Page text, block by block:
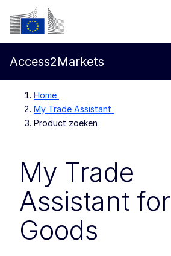
Direct naar de inhoud
Europese Commissie
Access2Markets
Home
My Trade Assistant
Product zoeken
My Trade
Assistant for
Goods